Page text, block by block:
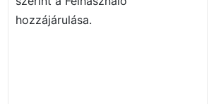
hozzájárulása.